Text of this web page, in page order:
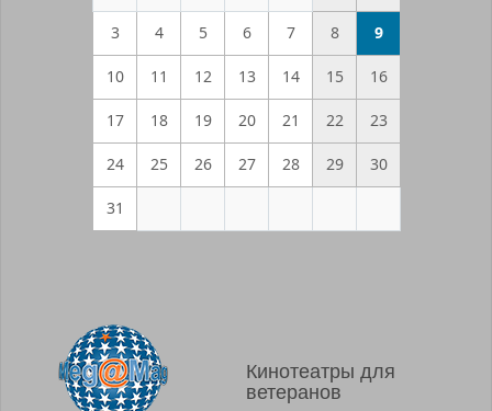
3 4 5 6 7 8 9
10 11 12 13 14 15 16
17 18 19 20 21 22 23
24 25 26 27 28 29 30
31
Кинотеатры для
ветеранов